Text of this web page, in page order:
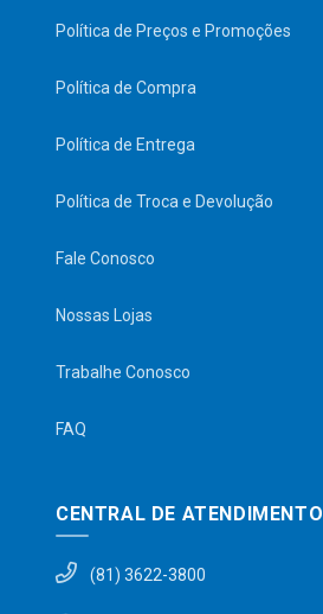
Política de Preços e Promoções
Política de Compra
Política de Entrega
Política de Troca e Devolução
Fale Conosco
Nossas Lojas
Trabalhe Conosco
FAQ
CENTRAL DE ATENDIMENTO
(81) 3622-3800